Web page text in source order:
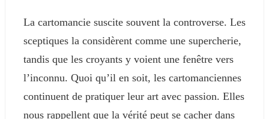
La cartomancie suscite souvent la controverse. Les
sceptiques la considèrent comme une supercherie,
tandis que les croyants y voient une fenêtre vers
l’inconnu. Quoi qu’il en soit, les cartomanciennes
continuent de pratiquer leur art avec passion. Elles
nous rappellent que la vérité peut se cacher dans